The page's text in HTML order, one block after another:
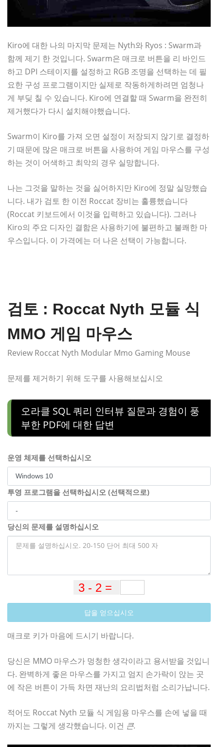
Kiro에 대한 나의 마지막 문제는 Nyth와 Ryos : Swarm과
함께 제기 한 것입니다. Swarm은 매크로 버튼을 리 바인드
하고 DPI 스테이지를 설정하고 RGB 조명을 선택하는 데 필
요한 구성 프로그램이지만 실제로 작동하게하려면 엄청나
게 부딪 칠 수 있습니다. Kiro에 연결할 때 Swarm을 완전히
제거했다가 다시 설치해야했습니다.
Swarm이 Kiro를 가져 오면 설정이 저장되지 않기로 결정하
기 때문에 많은 매크로 버튼을 사용하여 게임 마우스를 구성
하는 것이 어색하고 최악의 경우 실망합니다.
나는 그것을 말하는 것을 싫어하지만 Kiro에 정말 실망했습
니다. 내가 검토 한 이전 Roccat 장비는 훌륭했습니다
(Roccat 키보드에서 이것을 입력하고 있습니다). 그러나
Kiro의 주요 디자인 결함은 사용하기에 불편하고 불쾌한 마
우스입니다. 이 가격에는 더 나은 선택이 가능합니다.
검토 : Roccat Nyth 모듈 식
MMO 게임 마우스
Review Roccat Nyth Modular Mmo Gaming Mouse
문제를 제거하기 위해 도구를 사용해보십시오
오라클 SQL 쿼리 인터뷰 질문과 경험이 풍
부한 PDF에 대한 답변
운영 체제를 선택하십시오
투영 프로그램을 선택하십시오 (선택적으로)
당신의 문제를 설명하십시오
답을 얻으십시오
매크로 키가 마음에 드시기 바랍니다.
당신은 MMO 마우스가 멍청한 생각이라고 용서받을 것입니
다. 완벽하게 좋은 마우스를 가지고 엄지 손가락이 앉는 곳
에 작은 버튼이 가득 차면 재난의 요리법처럼 소리가납니다.
적어도 Roccat Nyth 모듈 식 게임용 마우스를 손에 넣을 때
까지는 그렇게 생각했습니다. 이건 큰.